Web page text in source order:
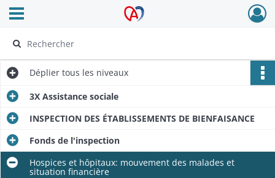
Archives Alsace - Colmar
Ouvrir le menu déroulant
Déplier tous les niveaux
3X Assistance sociale
INSPECTION DES ÉTABLISSEMENTS DE BIENFAISANCE
Fonds de l'inspection
Hospices et hôpitaux: mouvement des malades et
situation financière